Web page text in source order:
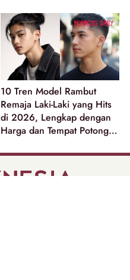
10 Tren Model Rambut
Remaja Laki-Laki yang Hits
di 2026, Lengkap dengan
Harga dan Tempat Potong